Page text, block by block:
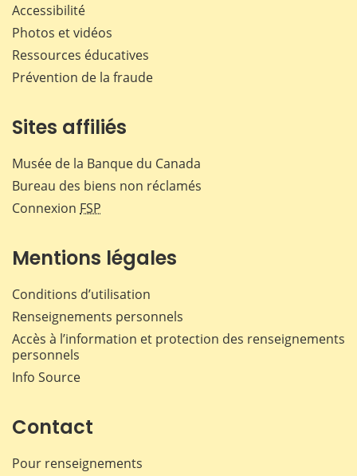
Accessibilité
Photos et vidéos
Ressources éducatives
Prévention de la fraude
Sites affiliés
Musée de la Banque du Canada
Bureau des biens non réclamés
Connexion FSP
Mentions légales
Conditions d’utilisation
Renseignements personnels
Accès à l’information et protection des renseignements
personnels
Info Source
Contact
Pour renseignements